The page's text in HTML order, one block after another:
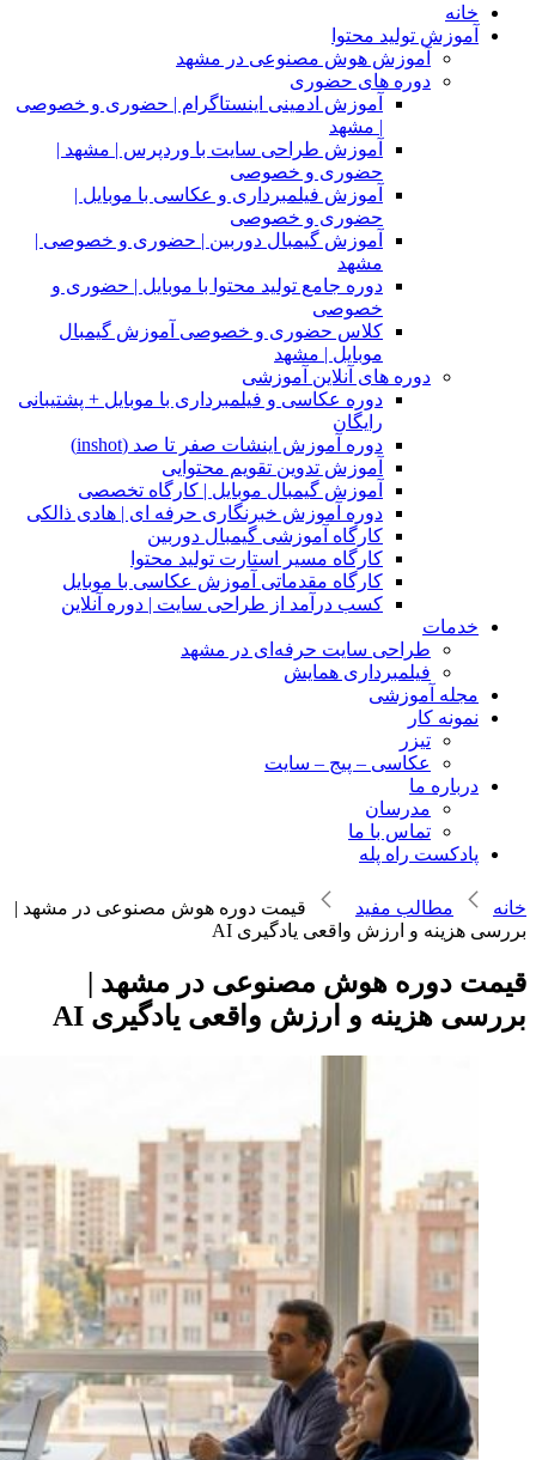
خانه
آموزش تولید محتوا
آموزش هوش مصنوعی در مشهد
دوره های حضوری
آموزش ادمینی اینستاگرام | حضوری و خصوصی
| مشهد
آموزش طراحی سایت با وردپرس | مشهد |
حضوری و خصوصی
آموزش فیلمبرداری و عکاسی با موبایل |
حضوری و خصوصی
آموزش گیمبال دوربین | حضوری و خصوصی |
مشهد
دوره جامع تولید محتوا با موبایل | حضوری و
خصوصی
کلاس حضوری و خصوصی آموزش گیمبال
موبایل | مشهد
دوره های آنلاین آموزشی
دوره عکاسی و فیلمبرداری با موبایل + پشتیبانی
رایگان
دوره آموزش اینشات صفر تا صد (inshot)
آموزش تدوین تقویم محتوایی
آموزش گیمبال موبایل | کارگاه تخصصی
دوره آموزش خبرنگاری حرفه ای | هادی ذالکی
کارگاه آموزشی گیمبال دوربین
کارگاه مسیر استارت تولید محتوا
کارگاه مقدماتی آموزش عکاسی با موبایل
کسب درآمد از طراحی سایت | دوره آنلاین
خدمات
طراحی سایت حرفه‌ای در مشهد
فیلمبرداری همایش
مجله آموزشی
نمونه کار
تیزر
عکاسی – پیج – سایت
درباره ما
مدرسان
تماس با ما
پادکست راه پله
خانه مطالب مفید
قیمت دوره هوش مصنوعی در مشهد |
بررسی هزینه و ارزش واقعی یادگیری AI
قیمت دوره هوش مصنوعی در مشهد |
بررسی هزینه و ارزش واقعی یادگیری AI